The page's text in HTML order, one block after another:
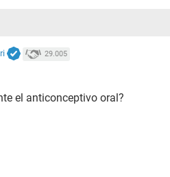
29.005
el anticonceptivo oral?